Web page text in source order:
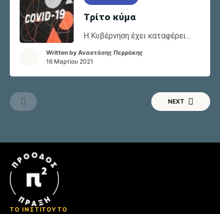
Tρίτο κύμα
Η Κυβέρνηση έχει καταφέρει
παρουσιάσει την διαχείριση της
πραγματικότητα επιδίδεται σε
σπασμωδικές ενέργειες και
απαρίθμηση των αστοχιών της
Written by Αναστάσης Περράκης
16 Μαρτίου 2021
NEXT
ΤΟ ΙΝΣΤΙΤΟΥΤΟ